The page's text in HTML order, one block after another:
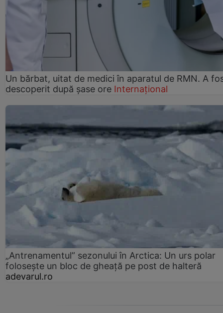
Un bărbat, uitat de medici în aparatul de RMN. A
descoperit după șase ore Internațional
„Antrenamentul” sezonului în Arctica: Un urs polar
folosește un bloc de gheață pe post de halteră
adevarul.ro